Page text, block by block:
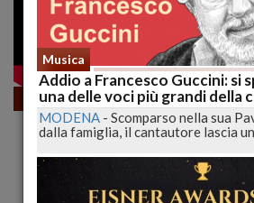
Fumetti
PANINI ALZA I PREZZI È
| lucadeejay
Musica
Addio a Francesco Guccini: si
una delle voci più grandi della
MODENA - Scomparso nella sua
dalla famiglia, il cantautore lascia